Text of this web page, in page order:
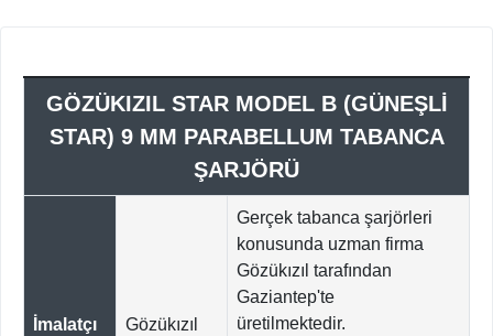
GÖZÜKIZIL STAR MODEL B (GÜNEŞLİ
STAR) 9 MM PARABELLUM TABANCA
ŞARJÖRÜ
İmalatçı Gözükızıl
Gerçek tabanca şarjörleri
konusunda uzman firma
Gözükızıl tarafından
Gaziantep'te
üretilmektedir.